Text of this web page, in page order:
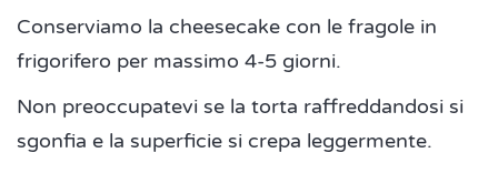
Conserviamo la cheesecake con le fragole in
frigorifero per massimo 4-5 giorni.
Non preoccupatevi se la torta raffreddandosi si
sgonfia e la superficie si crepa leggermente.